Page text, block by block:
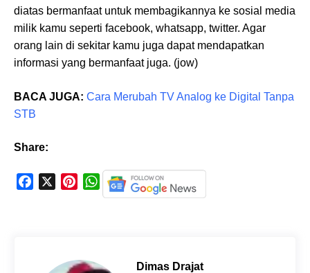
diatas bermanfaat untuk membagikannya ke sosial media
milik kamu seperti facebook, whatsapp, twitter. Agar
orang lain di sekitar kamu juga dapat mendapatkan
informasi yang bermanfaat juga. (jow)
BACA JUGA: Cara Merubah TV Analog ke Digital Tanpa
STB
Share:
r
W
h
A
Dimas Drajat